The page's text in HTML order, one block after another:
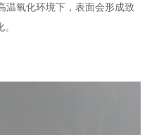
氧化环境下，表面会形成致